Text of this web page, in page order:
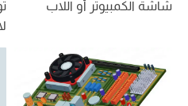
شاشة الكمبيوتر أو اللاب